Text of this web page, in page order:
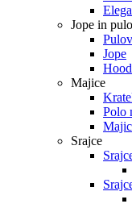
Jope in
Jope
Majice
Polo
Srajce